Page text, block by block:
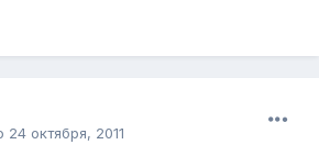
24 октября, 2011